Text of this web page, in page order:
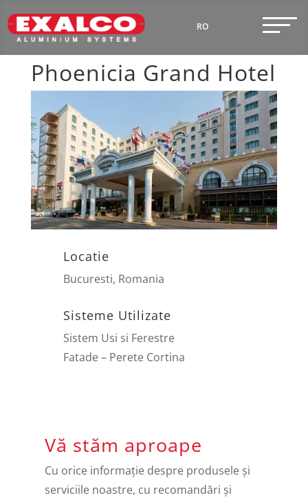
Phoenicia Grand Hotel
Locatie
Bucuresti, Romania
Sisteme Utilizate
Sistem Usi si Ferestre
Fatade – Perete Cortina
Vă stăm aproape
Cu orice informație despre produsele și
serviciile noastre, cu recomandări și
RO